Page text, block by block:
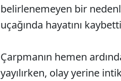
belirlenemeyen bir
uçağında hayatını
Çarpmanın hemen
yayılırken, olay yerine